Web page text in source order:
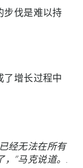
步伐是难以持
了增长过程中
经无法在所有
”马克说道。.